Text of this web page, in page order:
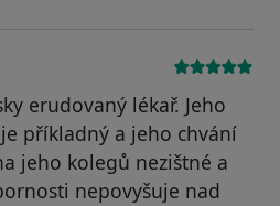
erudovaný lékař. Jeho
příkladný a jeho chvání
jeho kolegů nezištné a
nepovyšuje nad